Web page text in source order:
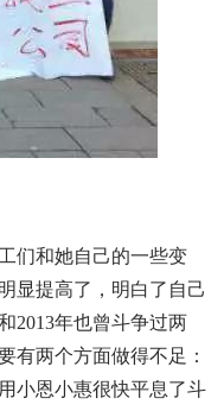
们和她自己的一些变
显提高了，明白了自己
2013年也曾斗争过两
有两个方面做得不足：
小恩小惠很快平息了斗